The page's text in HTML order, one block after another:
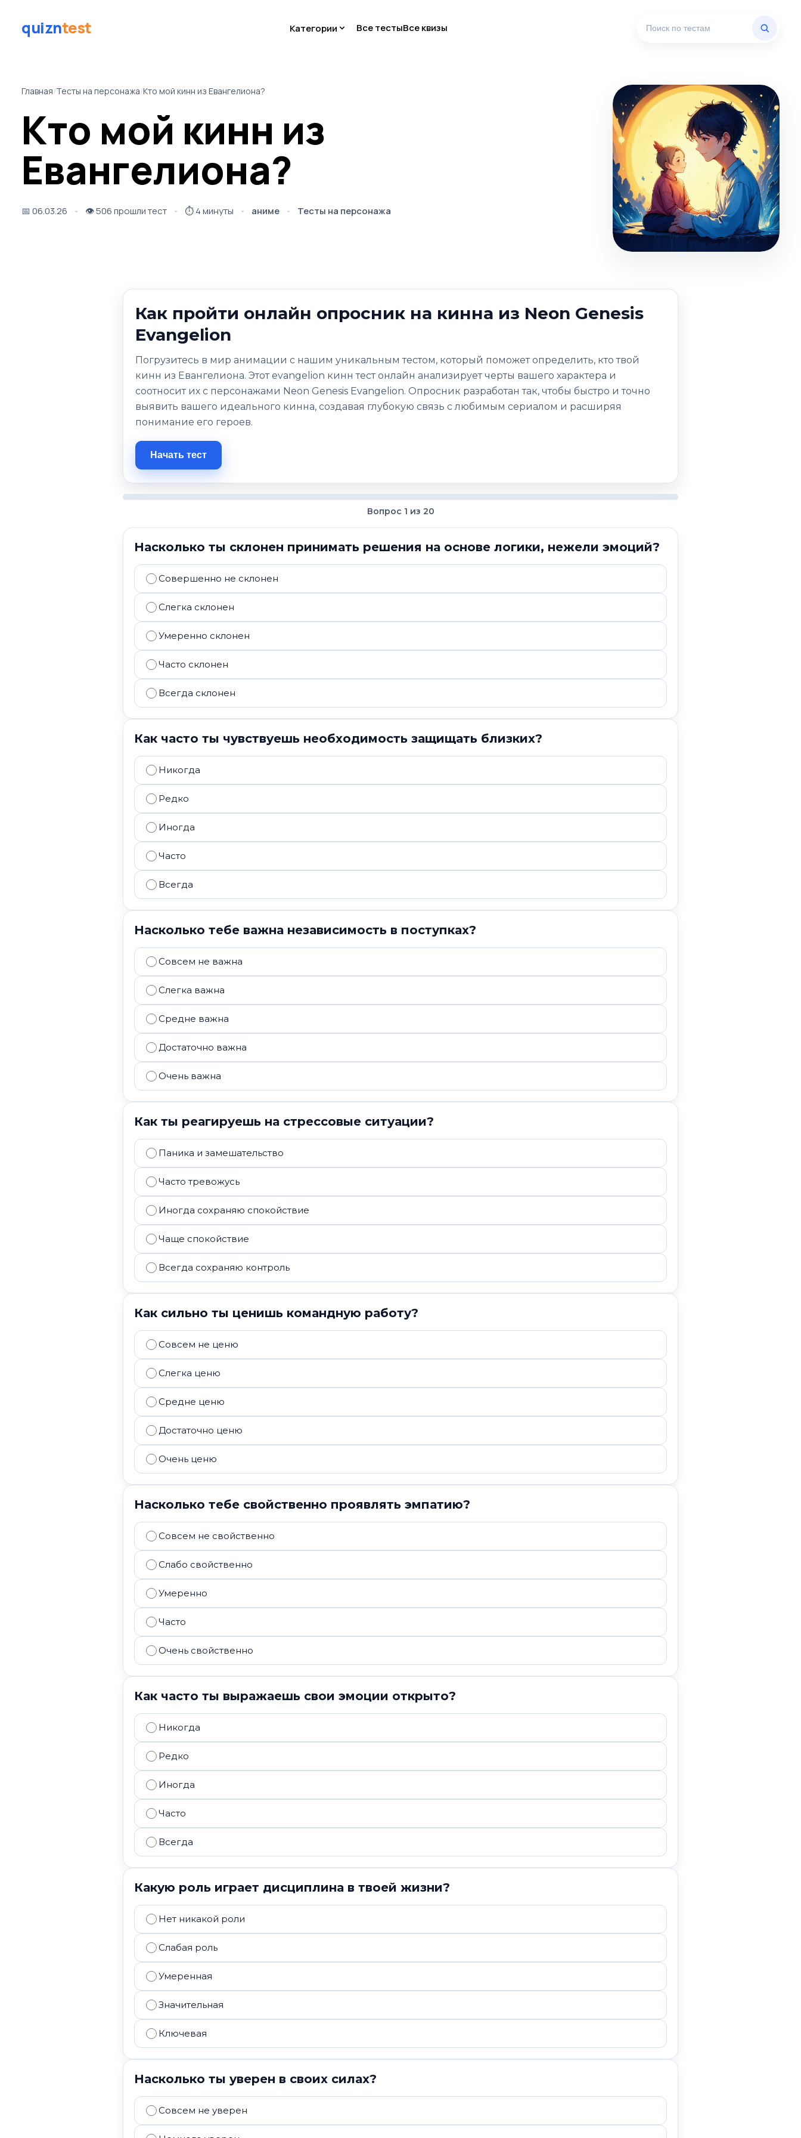
quizntest Категории Все тестыВсе квизы
Главная/Тесты на персонажа/Кто мой кинн из Евангелиона?
Кто мой кинн из
Евангелиона?
📅 06.03.26 👁️506 прошли тест ⏱️4 минуты аниме Тесты на персонажа
Как пройти онлайн опросник на кинна из Neon Genesis
Evangelion
Погрузитесь в мир анимации с нашим уникальным тестом, который поможет определить, кто твой
кинн из Евангелиона. Этот evangelion кинн тест онлайн анализирует черты вашего характера и
соотносит их с персонажами Neon Genesis Evangelion. Опросник разработан так, чтобы быстро и точно
выявить вашего идеального кинна, создавая глубокую связь с любимым сериалом и расширяя
понимание его героев.
Начать тест
Вопрос 1 из 20
Насколько ты склонен принимать решения на основе логики, нежели эмоций?
Совершенно не склонен
Слегка склонен
Умеренно склонен
Часто склонен
Всегда склонен
Как часто ты чувствуешь необходимость защищать близких?
Никогда
Редко
Иногда
Часто
Всегда
Насколько тебе важна независимость в поступках?
Совсем не важна
Слегка важна
Средне важна
Достаточно важна
Очень важна
Как ты реагируешь на стрессовые ситуации?
Паника и замешательство
Часто тревожусь
Иногда сохраняю спокойствие
Чаще спокойствие
Всегда сохраняю контроль
Как сильно ты ценишь командную работу?
Совсем не ценю
Слегка ценю
Средне ценю
Достаточно ценю
Очень ценю
Насколько тебе свойственно проявлять эмпатию?
Совсем не свойственно
Слабо свойственно
Умеренно
Часто
Очень свойственно
Как часто ты выражаешь свои эмоции открыто?
Никогда
Редко
Иногда
Часто
Всегда
Какую роль играет дисциплина в твоей жизни?
Нет никакой роли
Слабая роль
Умеренная
Значительная
Ключевая
Насколько ты уверен в своих силах?
Совсем не уверен